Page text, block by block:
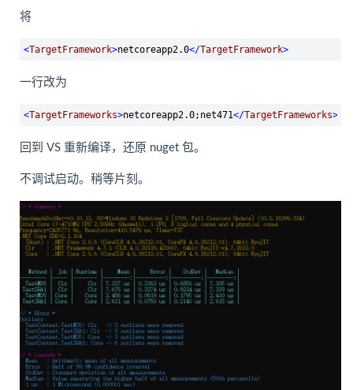
将
<TargetFramework>netcoreapp2.0</TargetFramework>
一行改为
<TargetFrameworks>netcoreapp2.0;net471</TargetFrameworks>
回到 VS 重新编译，还原 nuget 包。
不调试启动。稍等片刻。